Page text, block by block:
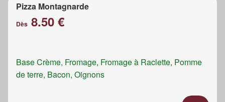
Pizza Montagnarde
Dès 8.50 €
Base Crème, Fromage, Fromage à Raclette, Pomme
de terre, Bacon, Oignons